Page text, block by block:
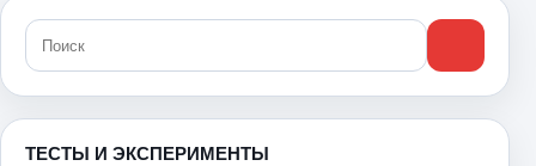
ТЕСТЫ И ЭКСПЕРИМЕНТЫ